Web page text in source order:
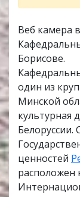
Веб камера
Борисове.
один из
Минской
культурная
Белоруссии.
ценностей
расположен